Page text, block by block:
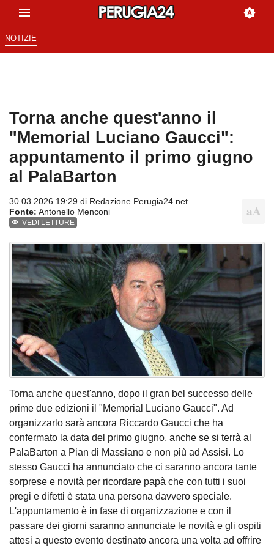
NOTIZIE
Torna anche quest'anno il
"Memorial Luciano Gaucci":
appuntamento il primo giugno
al PalaBarton
30.03.2026 19:29 di Redazione Perugia24.net
Fonte: Antonello Menconi
VEDI LETTURE
Torna anche quest'anno, dopo il gran bel successo delle
prime due edizioni il "Memorial Luciano Gaucci". Ad
organizzarlo sarà ancora Riccardo Gaucci che ha
confermato la data del primo giugno, anche se si terrà al
PalaBarton a Pian di Massiano e non più ad Assisi. Lo
stesso Gaucci ha annunciato che ci saranno ancora tante
sorprese e novità per ricordare papà che con tutti i suoi
pregi e difetti è stata una persona davvero speciale.
L'appuntamento è in fase di organizzazione e con il
passare dei giorni saranno annunciate le novità e gli ospiti
attesi a questo evento destinato ancora una volta ad offrire